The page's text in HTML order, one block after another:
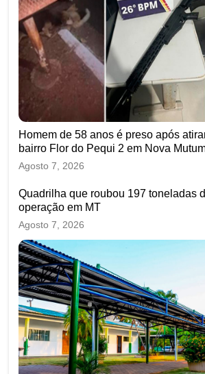
Homem de 58 anos é preso após
bairro Flor do Pequi 2 em Nova
Agosto 7, 2026
Quadrilha que roubou 197 toneladas
operação em MT
Agosto 7, 2026